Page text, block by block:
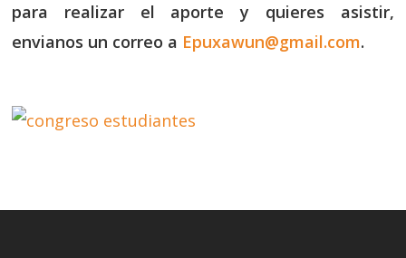
para realizar el aporte y quieres asistir,
envianos un correo a Epuxawun@gmail.com.